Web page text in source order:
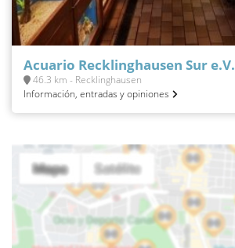
Acuario Recklinghausen Sur e.V.
46.3 km - Recklinghausen
Información, entradas y opiniones